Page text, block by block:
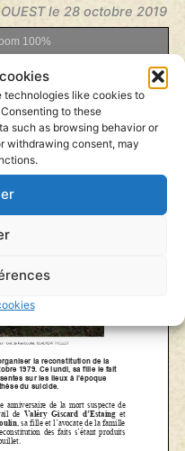
technologies like cookies to
to these
such as browsing behavior or
withdrawing consent, may
le 28 octobre 2019
100%